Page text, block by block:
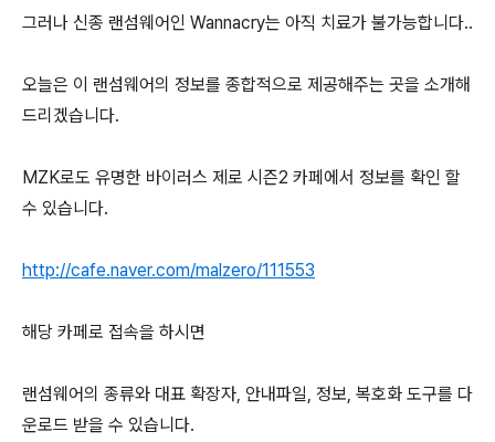
그러나 신종 랜섬웨어인 Wannacry는 아직 치료가 불가능합니다..
오늘은 이 랜섬웨어의 정보를 종합적으로 제공해주는 곳을 소개해
드리겠습니다.
MZK로도 유명한 바이러스 제로 시즌2 카페에서 정보를 확인 할
수 있습니다.
http://cafe.naver.com/malzero/111553
해당 카페로 접속을 하시면
랜섬웨어의 종류와 대표 확장자, 안내파일, 정보, 복호화 도구를 다
운로드 받을 수 있습니다.